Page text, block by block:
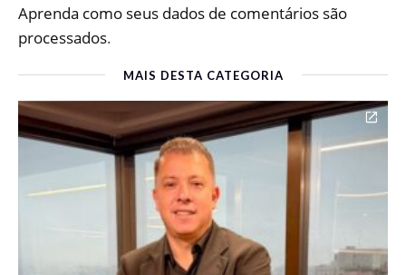
Aprenda como seus dados de comentários são
processados.
MAIS DESTA CATEGORIA